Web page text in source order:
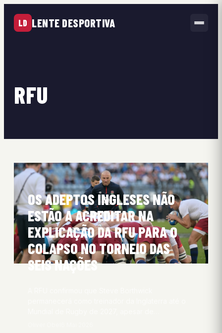
LD LENTE DESPORTIVA
RFU
OS ADEPTOS INGLESES NÃO
ESTÃO A ACREDITAR NA
EXPLICAÇÃO DA RFU PARA O
COLAPSO NO TORNEIO DAS
SEIS NAÇÕES